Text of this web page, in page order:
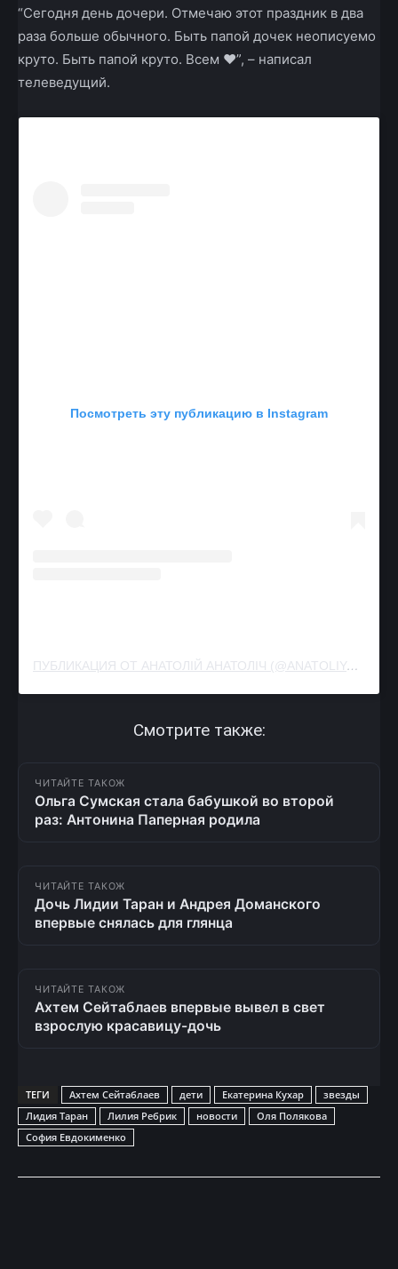
“Сегодня день дочери. Отмечаю этот праздник в два
раза больше обычного. Быть папой дочек неописуемо
круто. Быть папой круто. Всем ❤”, – написал
телеведущий.
Посмотреть эту публикацию в Instagram
ПУБЛИКАЦИЯ ОТ АНАТОЛІЙ АНАТОЛІЧ (@ANATOLIYANATOLICH)
Смотрите также:
ЧИТАЙТЕ ТАКОЖ
Ольга Сумская стала бабушкой во второй
раз: Антонина Паперная родила
ЧИТАЙТЕ ТАКОЖ
Дочь Лидии Таран и Андрея Доманского
впервые снялась для глянца
ЧИТАЙТЕ ТАКОЖ
Ахтем Сейтаблаев впервые вывел в свет
взрослую красавицу-дочь
ТЕГИ Ахтем Сейтаблаев дети Екатерина Кухар
звезды
Лидия Таран
Лилия Ребрик новости
Оля Полякова
София Евдокименко